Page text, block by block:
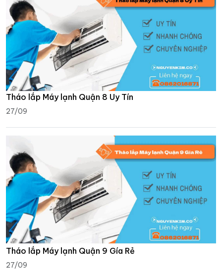
Tháo lắp Máy lạnh Quận 8 Uy Tín
27/09
Tháo lắp Máy lạnh Quận 9 Gía Rẻ
27/09